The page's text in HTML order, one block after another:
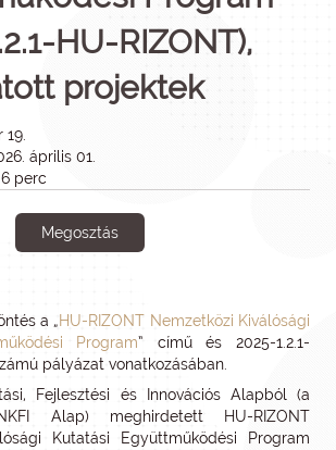
HU-RIZONT),
projektek
április 01.
perc
Megosztás
a „HU-RIZONT Nemzetközi Kiválósági
Program” című és 2025-1.2.1-
pályázat vonatkozásában.
Fejlesztési és Innovációs Alapból (a
Alap) meghirdetett HU-RIZONT
Kutatási Együttműködési Program